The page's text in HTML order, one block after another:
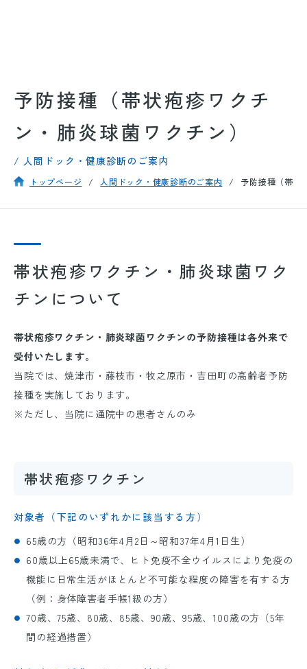
予防接種（帯状疱疹ワクチ
ン・肺炎球菌ワクチン）
/ 人間ドック・健康診断のご案内
トップページ 人間ドック・健康診断のご案内 予防接種（帯状
帯状疱疹ワクチン・肺炎球菌ワク
チンについて
帯状疱疹ワクチン・肺炎球菌ワクチンの予防接種は各外来で
受付いたします。
当院では、焼津市・藤枝市・牧之原市・吉田町の高齢者予防
接種を実施しております。
※ただし、当院に通院中の患者さんのみ
帯状疱疹ワクチン
対象者（下記のいずれかに該当する方）
65歳の方（昭和36年4月 2 日～昭和37年4月1 日生）
60歳以上65歳未満で、ヒト免疫不全ウイルスにより免疫の
機能に日常生活がほとんど不可能な程度の障害を有する方
（例：身体障害者手帳1級の方）
70歳、75歳、 80歳、 85歳、 90歳、 95歳、100歳の方（5年
間の経過措置）